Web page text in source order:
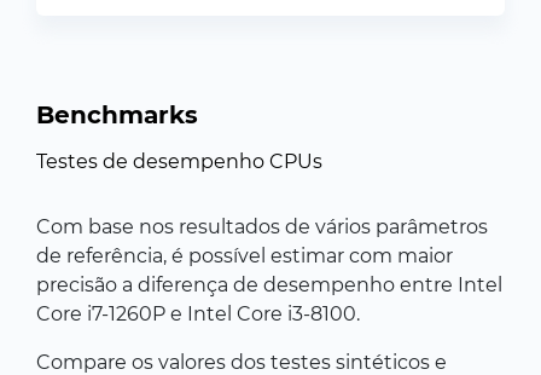
Benchmarks
Testes de desempenho CPUs
Com base nos resultados de vários parâmetros
de referência, é possível estimar com maior
precisão a diferença de desempenho entre Intel
Core i7-1260P e Intel Core i3-8100.
Compare os valores dos testes sintéticos e